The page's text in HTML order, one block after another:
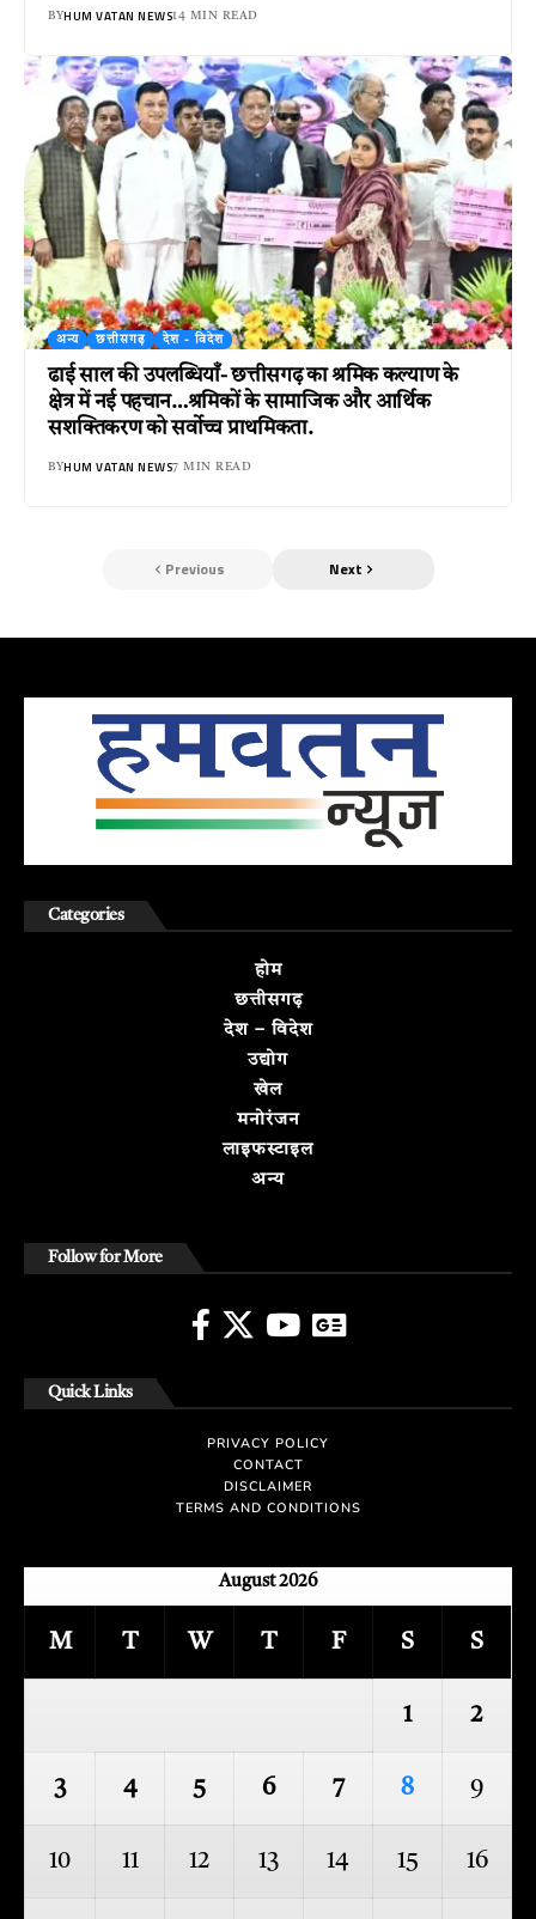
BYHUM VATAN NEWS14 MIN READ
अन्य छत्तीसगढ़ देश - विदेश
ढाई साल की उपलब्धियाँ- छत्तीसगढ़ का श्रमिक कल्याण के
क्षेत्र में नई पहचान…श्रमिकों के सामाजिक और आर्थिक
सशक्तिकरण को सर्वाेच्च प्राथमिकता.
BYHUM VATAN NEWS7 MIN READ
Previous Next
Categories
होम
छत्तीसगढ़
देश – विदेश
उद्योग
खेल
मनोरंजन
लाइफस्टाइल
अन्य
Follow for More
Quick Links
PRIVACY POLICY
CONTACT
DISCLAIMER
TERMS AND CONDITIONS
August 2026
M T W T F S S
1 2
3 4 5 6 7 8 9
10 11 12 13 14 15 16